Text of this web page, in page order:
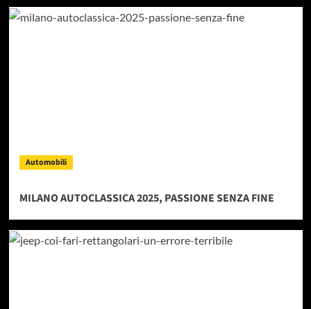
Automobili
MILANO AUTOCLASSICA 2025, PASSIONE SENZA FINE